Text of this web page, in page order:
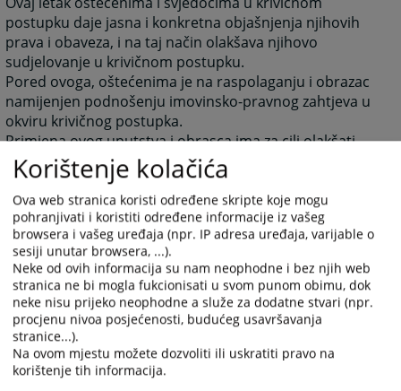
postupku daje jasna i konkretna objašnjenja njihovih
prava i obaveza, i na taj način olakšava njihovo
sudjelovanje u krivičnom postupku.
Pored ovoga, oštećenima je na raspolaganju i obrazac
namijenjen podnošenju imovinsko-pravnog zahtjeva u
okviru krivičnog postupka.
Primjena ovog uputstva i obrasca ima za cilj olakšati
ostvarivanje prava oštećenih u krivičnom postupku u
BiH, te pružiti podršku oštećenima kroz osiguravanje
praktičnih informacija o njihovom pravnom položaju.
2586PREGLEDA
Prateći dokumenti
Korištenje kolačića
Ova web stranica koristi određene skripte koje mogu
pohranjivati i koristiti određene informacije iz vašeg
browsera i vašeg uređaja (npr. IP adresa uređaja, varijable o
sesiji unutar browsera, ...).
Neke od ovih informacija su nam neophodne i bez njih web
stranica ne bi mogla fukcionisati u svom punom obimu, dok
neke nisu prijeko neophodne a služe za dodatne stvari (npr.
procjenu nivoa posjećenosti, budućeg usavršavanja
stranice...).
Na ovom mjestu možete dozvoliti ili uskratiti pravo na
korištenje tih informacija.